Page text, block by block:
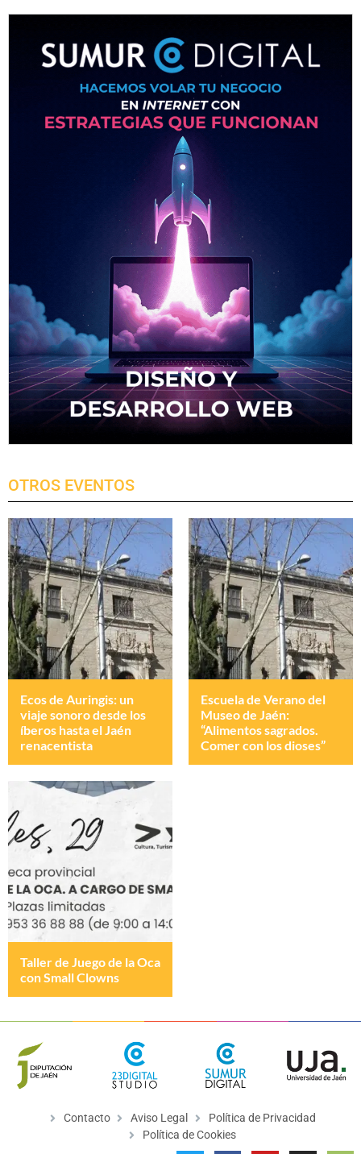
OTROS EVENTOS
Ecos de Auringis: un
viaje sonoro desde los
íberos hasta el Jaén
renacentista
Escuela de Verano del
Museo de Jaén:
“Alimentos sagrados.
Comer con los dioses”
Taller de Juego de la Oca
con Small Clowns
Contacto Aviso Legal
Política de Privacidad
Política de Cookies